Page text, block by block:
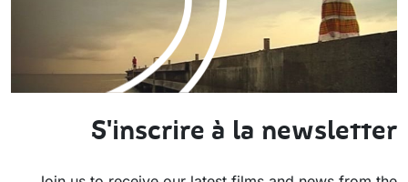
S'inscrire à la newsletter